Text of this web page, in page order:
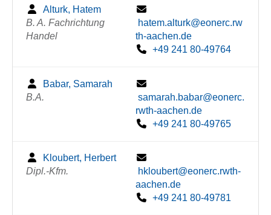
Alturk, Hatem
B. A. Fachrichtung
Handel
hatem.alturk@eonerc.rw
th-aachen.de
+49 241 80-49764
Babar, Samarah
B.A.
samarah.babar@eonerc.
rwth-aachen.de
+49 241 80-49765
Kloubert, Herbert
Dipl.-Kfm.
hkloubert@eonerc.rwth-
aachen.de
+49 241 80-49781